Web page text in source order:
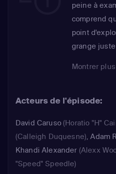
peine à
comprend
point
grange
réveille le
temps,
touché par
Calleigh
portent
défunt, au
Montrer plus
Acteurs de l'épisode:
David Caruso(Horatio "H"
(Calleigh Duquesne),Adam
Khandi Alexander (Alexx
"Speed" Speedle)